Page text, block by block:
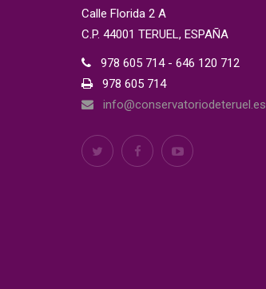
Calle Florida 2 A
C.P. 44001 TERUEL, ESPAÑA
978 605 714 - 646 120 712
978 605 714
info@conservatoriodeteruel.es